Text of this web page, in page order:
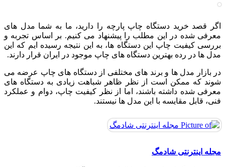
اگر قصد خرید دستگاه چاپ پارچه را دارید، ما به شما مدل های
معرفی شده در این مطلب را پیشنهاد می کنیم. بر اساس تجربه و
بررسی کیفیت چاپ این دستگاه ها، به این نتیجه رسیده ایم که این
مدل ها در رده بهترین دستگاه های چاپ موجود در ایران قرار دارند.
در بازار مدل ها و برند های مختلفی از دستگاه های چاپ عرضه می
شوند که ممکن است از نظر ظاهر شباهت زیادی به دستگاه های
معرفی شده داشته باشند، اما از نظر کیفیت چاپ، دوام و عملکرد
فنی، قابل مقایسه با این مدل ها نیستند.
مجله اینترنتی شادمگ